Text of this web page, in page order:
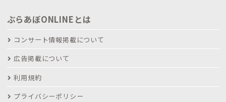
ぶらあぼONLINEとは
コンサート情報掲載について
広告掲載について
利用規約
プライバシーポリシー